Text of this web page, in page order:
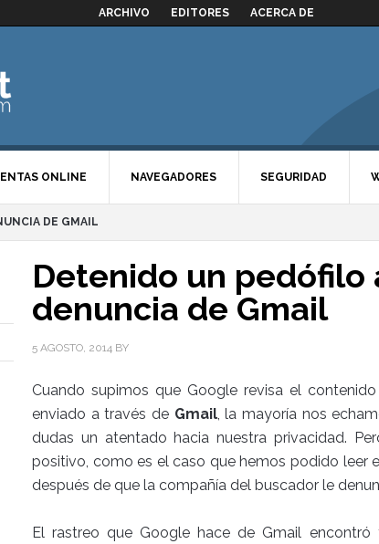
ARCHIVO EDITORES ACERCA DE
ONLINE NAVEGADORES SEGURIDAD
DE GMAIL
Detenido un pedófilo
denuncia de Gmail
5 AGOSTO, 2014 BY
Cuando supimos que Google revisa el
enviado a través de Gmail, la mayoría nos
dudas un atentado hacia nuestra privacidad.
positivo, como es el caso que hemos podido leer
después de que la compañía del buscador le
El rastreo que Google hace de Gmail